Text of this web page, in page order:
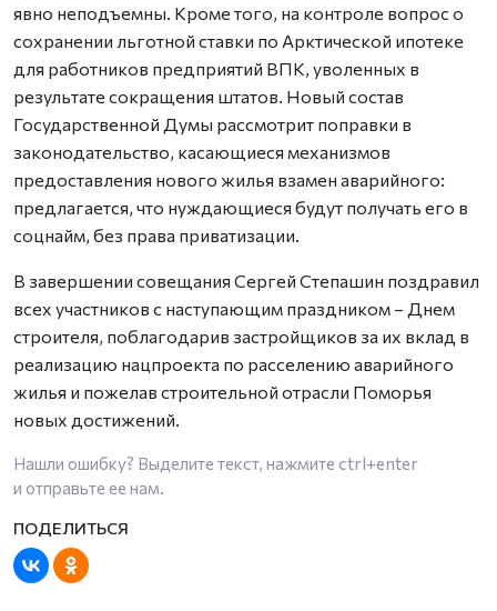
явно неподъемны. Кроме того, на контроле вопрос о
сохранении льготной ставки по Арктической ипотеке
для работников предприятий ВПК, уволенных в
результате сокращения штатов. Новый состав
Государственной Думы рассмотрит поправки в
законодательство, касающиеся механизмов
предоставления нового жилья взамен аварийного:
предлагается, что нуждающиеся будут получать его в
соцнайм, без права приватизации.
В завершении совещания Сергей Степашин поздравил
всех участников с наступающим праздником – Днем
строителя, поблагодарив застройщиков за их вклад в
реализацию нацпроекта по расселению аварийного
жилья и пожелав строительной отрасли Поморья
новых достижений.
Нашли ошибку? Выделите текст, нажмите ctrl+enter
и отправьте ее нам.